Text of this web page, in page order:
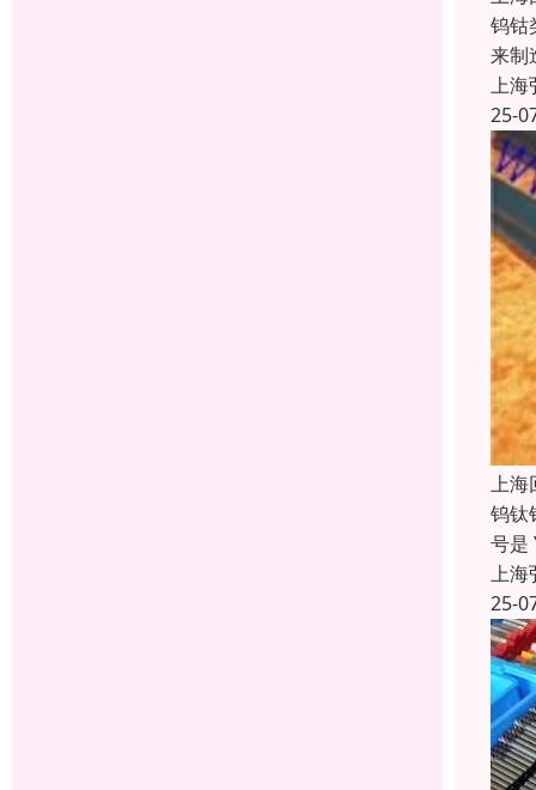
钨钴
来制
上海
25-
上海
钨钛
号是
上海
25-